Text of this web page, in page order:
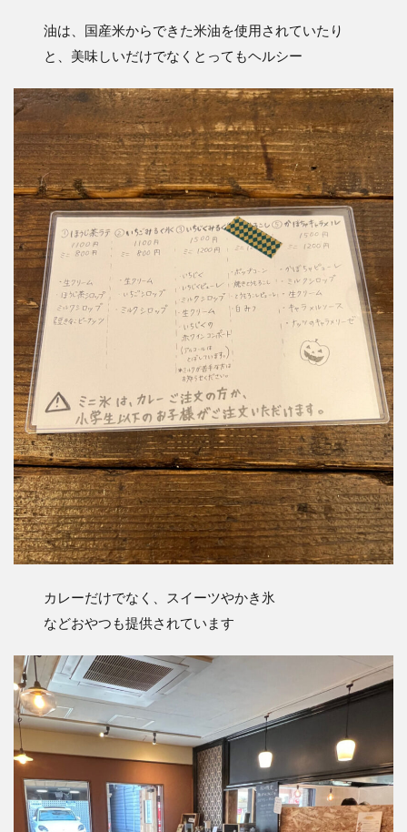
油は、国産米からできた米油を使用されていたり
と、美味しいだけでなくとってもヘルシー
カレーだけでなく、スイーツやかき氷
などおやつも提供されています